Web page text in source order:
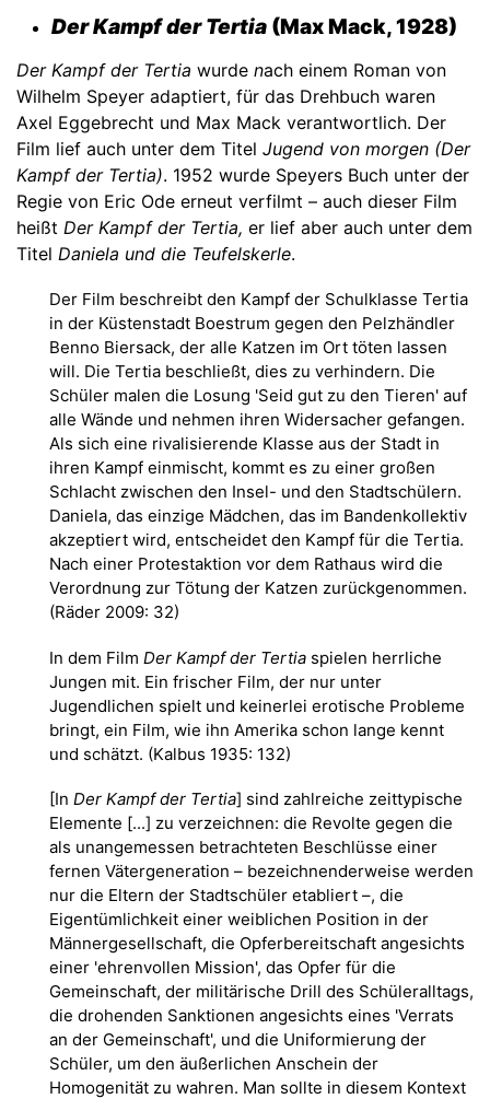
Der Kampf der Tertia (Max Mack, 1928)
Der Kampf der Tertia wurde nach einem Roman von
Wilhelm Speyer adaptiert, für das Drehbuch waren
Axel Eggebrecht und Max Mack verantwortlich. Der
Film lief auch unter dem Titel Jugend von morgen (Der
Kampf der Tertia). 1952 wurde Speyers Buch unter der
Regie von Eric Ode erneut verfilmt – auch dieser Film
heißt Der Kampf der Tertia, er lief aber auch unter dem
Titel Daniela und die Teufelskerle.
Der Film beschreibt den Kampf der Schulklasse Tertia
in der Küstenstadt Boestrum gegen den Pelzhändler
Benno Biersack, der alle Katzen im Ort töten lassen
will. Die Tertia beschließt, dies zu verhindern. Die
Schüler malen die Losung 'Seid gut zu den Tieren' auf
alle Wände und nehmen ihren Widersacher gefangen.
Als sich eine rivalisierende Klasse aus der Stadt in
ihren Kampf einmischt, kommt es zu einer großen
Schlacht zwischen den Insel- und den Stadtschülern.
Daniela, das einzige Mädchen, das im Bandenkollektiv
akzeptiert wird, entscheidet den Kampf für die Tertia.
Nach einer Protestaktion vor dem Rathaus wird die
Verordnung zur Tötung der Katzen zurückgenommen.
(Räder 2009: 32)
In dem Film Der Kampf der Tertia spielen herrliche
Jungen mit. Ein frischer Film, der nur unter
Jugendlichen spielt und keinerlei erotische Probleme
bringt, ein Film, wie ihn Amerika schon lange kennt
und schätzt. (Kalbus 1935: 132)
[In Der Kampf der Tertia] sind zahlreiche zeittypische
Elemente [...] zu verzeichnen: die Revolte gegen die
als unangemessen betrachteten Beschlüsse einer
fernen Vätergeneration – bezeichnenderweise werden
nur die Eltern der Stadtschüler etabliert –, die
Eigentümlichkeit einer weiblichen Position in der
Männergesellschaft, die Opferbereitschaft angesichts
einer 'ehrenvollen Mission', das Opfer für die
Gemeinschaft, der militärische Drill des Schüleralltags,
die drohenden Sanktionen angesichts eines 'Verrats
an der Gemeinschaft', und die Uniformierung der
Schüler, um den äußerlichen Anschein der
Homogenität zu wahren. Man sollte in diesem Kontext